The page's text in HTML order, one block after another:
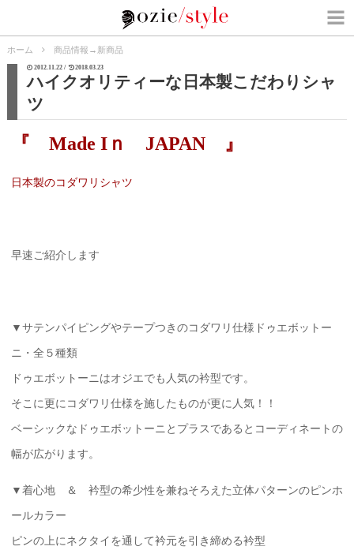
ホーム 商品情報 → 新商品
2012.11.22 / 2018.03.23
ハイクオリティーな日本製こだわりシャ
ツ
『 Made Iｎ JAPAN 』
日本製のコダワリシャツ
早速ご紹介します
▼サテンパイピングやテープつきのコダワリ仕様ドゥエボットー
ニ・全５種類
ドゥエボットーニはオジエでも人気の衿型です。
そこに更にコダワリ仕様を施したものが更に人気！！
ベーシックなドゥエボットーニとプラスであるとコーディネートの
幅が広がります。
▼着心地 ＆ 衿型の希少性を兼ねそろえた立体パターンのピンホ
ールカラー
ピンの上にネクタイを通して衿元を引き締める衿型